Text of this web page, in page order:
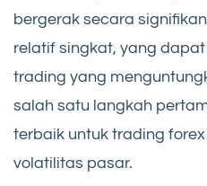
bergerak secara
relatif singkat, yang
trading yang
salah satu langkah
terbaik untuk trading
volatilitas pasar.